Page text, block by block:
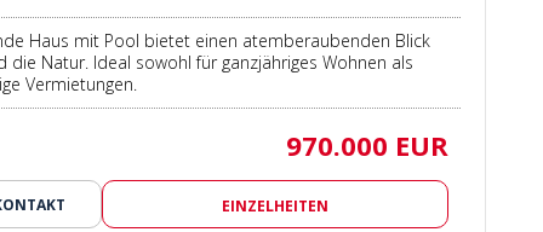
Haus mit Pool bietet einen atemberaubenden Blick
die Natur. Ideal sowohl für ganzjähriges Wohnen als
Vermietungen.
970.000 EUR
EINZELHEITEN